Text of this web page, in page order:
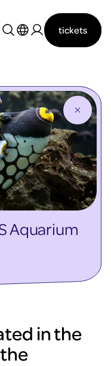
tickets
in the
Aquarium